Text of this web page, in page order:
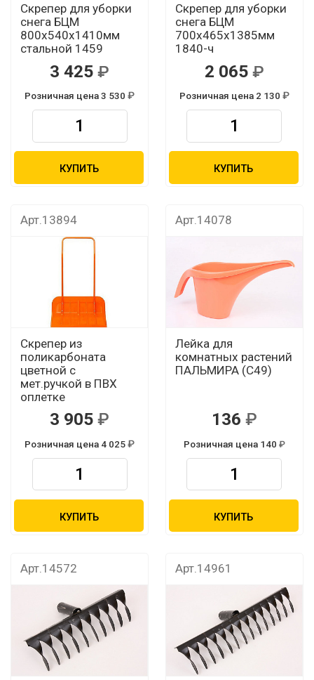
Скрепер для уборки
снега БЦМ
800х540х1410мм
стальной 1459
3 425
Розничная цена 3 530
КУПИТЬ
Скрепер для уборки
снега БЦМ
700х465х1385мм
1840-ч
2 065
Розничная цена 2 130
КУПИТЬ
Арт.13894
Скрепер из
поликарбоната
цветной с
мет.ручкой в ПВХ
оплетке
3 905
Розничная цена 4 025
КУПИТЬ
Арт.14078
Лейка для
комнатных растений
ПАЛЬМИРА (С49)
136
Розничная цена 140
КУПИТЬ
Арт.14572 Арт.14961